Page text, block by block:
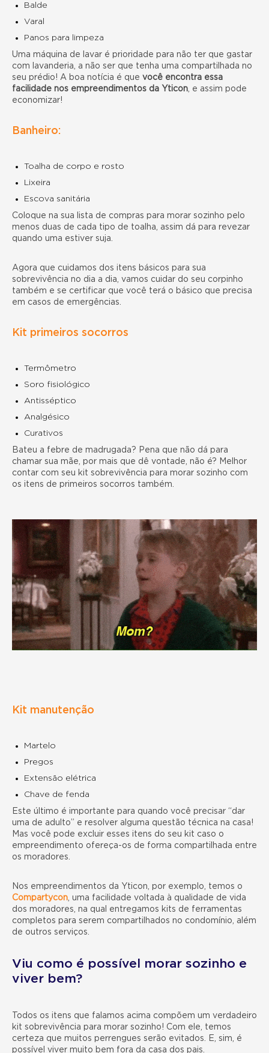
Balde
Varal
Panos para limpeza
Uma máquina de lavar é prioridade para não ter que gastar
com lavanderia, a não ser que tenha uma compartilhada no
seu prédio! A boa notícia é que você encontra essa
facilidade nos empreendimentos da Yticon , e assim pode
economizar!
Banheiro:
Toalha de corpo e rosto
Lixeira
Escova sanitária
Coloque na sua lista de compras para morar sozinho pelo
menos duas de cada tipo de toalha, assim dá para revezar
quando uma estiver suja.
Agora que cuidamos dos itens básicos para sua
sobrevivência no dia a dia, vamos cuidar do seu corpinho
também e se certificar que você terá o básico que precisa
em casos de emergências.
Kit primeiros socorros
Termômetro
Soro fisiológico
Antisséptico
Analgésico
Curativos
Bateu a febre de madrugada? Pena que não dá para
chamar sua mãe, por mais que dê vontade, não é? Melhor
contar com seu kit sobrevivência para morar sozinho com
os itens de primeiros socorros também.
Kit manutenção
Martelo
Pregos
Extensão elétrica
Chave de fenda
Este último é importante para quando você precisar “dar
uma de adulto” e resolver alguma questão técnica na casa!
Mas você pode excluir esses itens do seu kit caso o
empreendimento ofereça-os de forma compartilhada entre
os moradores.
Nos empreendimentos da Yticon, por exemplo, temos o
Compartycon , uma facilidade voltada à qualidade de vida
dos moradores, na qual entregamos kits de ferramentas
completos para serem compartilhados no condomínio, além
de outros serviços.
Viu como é possível morar sozinho e
viver bem?
Todos os itens que falamos acima compõem um verdadeiro
kit sobrevivência para morar sozinho! Com ele, temos
certeza que muitos perrengues serão evitados. E, sim, é
possível viver muito bem fora da casa dos pais.